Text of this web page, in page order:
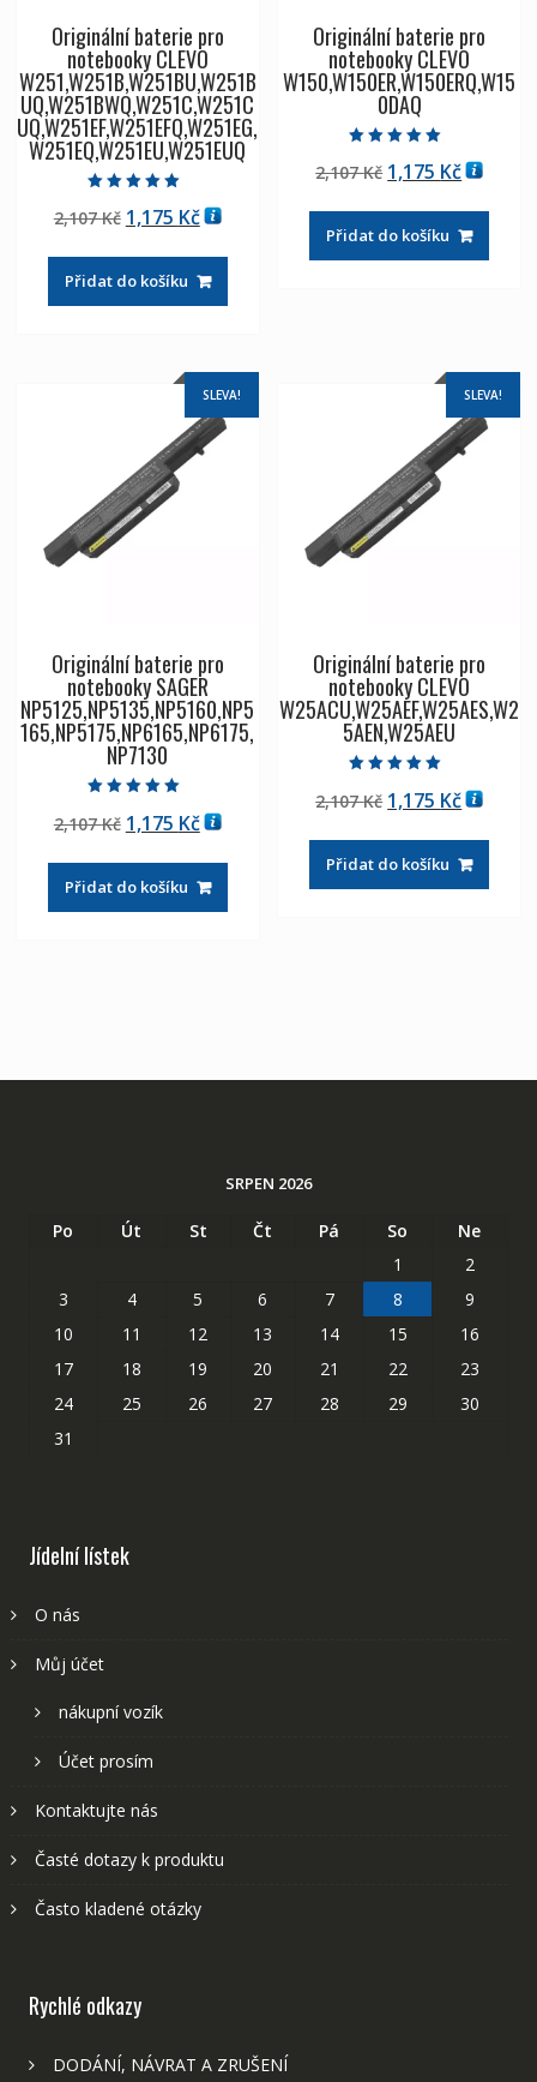
Originální baterie pro
notebooky CLEVO
W251,W251B,W251BU,W251B
UQ,W251BWQ,W251C,W251C
UQ,W251EF,W251EFQ,W251EG,
W251EQ,W251EU,W251EUQ
5.00
z 5
2,107Kč Původní
byla:
2,107 Kč
1,175 KčAktuální
je:
1,175 Kč
Přidat do košíku
Originální baterie pro
notebooky CLEVO
W150,W150ER,W150ERQ,W15
0DAQ
5.00
z 5
2,107Kč Původní
byla:
2,107 Kč
1,175 Kč
je:
1,175 Kč
Přidat do košíku
SLEVA!
Originální baterie pro
notebooky SAGER
NP5125,NP5135,NP5160,NP5
165,NP5175,NP6165,NP6175,
NP7130
5.00
z 5
2,107Kč Původní
byla:
2,107 Kč
1,175 KčAktuální
je:
1,175 Kč
Přidat do košíku
SLEVA!
Originální baterie pro
notebooky CLEVO
W25ACU,W25AEF,W25AES,W2
5AEN,W25AEU
5.00
z 5
2,107Kč Původní
byla:
2,107 Kč
1,175 Kč
je:
1,175 Kč
Přidat do košíku
SRPEN 2026
Po Út St Čt Pá So
Ne
1
2
3
4 5 6 7 8
9
10
11 12 13 14 15
16
17
18 19 20 21 22
23
24
25 26 27 28 29
30
31
Jídelní lístek
O nás
Můj účet
nákupní vozík
Účet prosím
Kontaktujte nás
Časté dotazy k produktu
Často kladené otázky
Rychlé odkazy
DODÁNÍ, NÁVRAT A ZRUŠENÍ